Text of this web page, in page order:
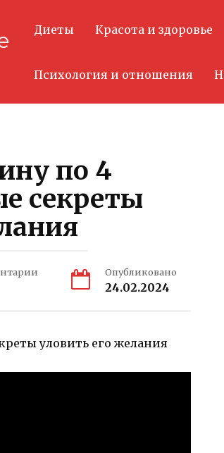
Диеты Красота и здоровье
Психология и отношения
по 4
секреты
Опубликовано
24.02.2024